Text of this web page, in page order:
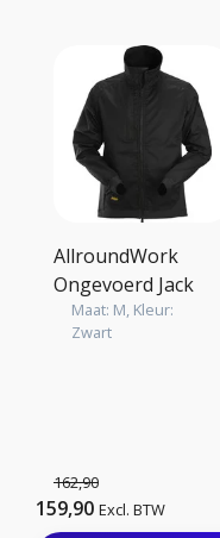
AllroundWork
Ongevoerd Jack
Maat: M, Kleur:
Zwart
162,90
159,90 Excl. BTW